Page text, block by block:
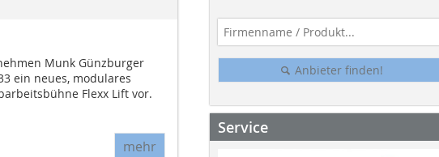
Munk Günzburger
ein neues, modulares
Flexx Lift vor.
mehr
Anbieter finden!
Service